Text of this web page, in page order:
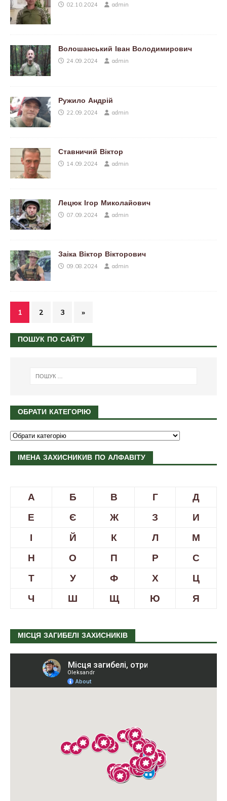
02.10.2024 admin
Волошанський Іван Володимирович
24.09.2024 admin
Ружило Андрій
22.09.2024 admin
Ставничий Віктор
14.09.2024 admin
Лецюк Ігор Миколайович
07.09.2024 admin
Заіка Віктор Вікторович
09.08.2024 admin
1 2 3 »
ПОШУК ПО САЙТУ
ОБРАТИ КАТЕГОРІЮ
ІМЕНА ЗАХИСНИКИВ ПО АЛФАВІТУ
А Б В Г
Д
Е
Є Ж З
И
І
Й К Л
М
Н
О П Р
С
Т
У Ф Х
Ц
Ч
Ш Щ Ю Я
МІСЦЯ ЗАГИБЕЛІ ЗАХИСНИКІВ